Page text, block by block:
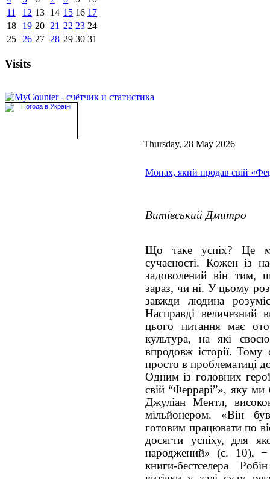
11
12 13 14 15 16 17
18
19 20 21 22 23 24
25
26 27 28 29 30 31
Visits
Thursday, 28 May 2026
Монах, який продав свій
Витівський Дмитро
Що таке успіх? Це
сучасності. Кожен із
задоволений він тим,
зараз, чи ні. У цьому
завжди людина
Насправді величезний
цього питання має
культура, на які
впродовж історії.
просто в проблематиці
Одним із головних
свій “Феррарі”», яку ми
Джуліан Ментл,
мільйонером. «Він
готовим працювати по
досягти успіху, для
народжений» (с. 10), −
книги-бестселера